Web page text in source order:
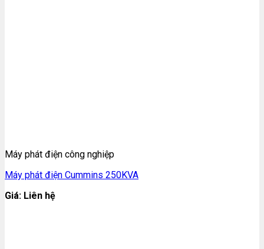
Máy phát điện công nghiệp
Máy phát điện Cummins 250KVA
Giá: Liên hệ